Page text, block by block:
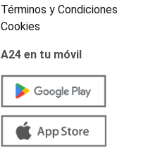
Términos y Condiciones
Cookies
A24 en tu móvil